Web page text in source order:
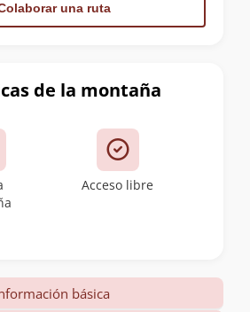
de la montaña
Acceso libre
una ruta
básica